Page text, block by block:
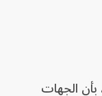
بأن الجهات